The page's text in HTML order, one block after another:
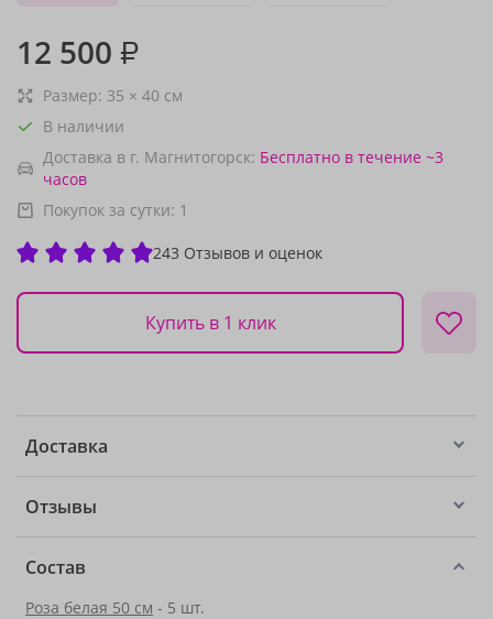
12 500 ₽
Размер: 35 × 40 см
В наличии
Доставка в г. Магнитогорск: Бесплатно в течение ~3
часов
Покупок за сутки: 1
243 Отзывов и оценок
Купить в 1 клик
Доставка
Отзывы
Состав
Роза белая 50 см - 5 шт.